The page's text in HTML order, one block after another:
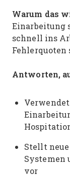
Warum das
Einarbeitung
schnell ins
Antworten,
Stellt
Systemen
vor